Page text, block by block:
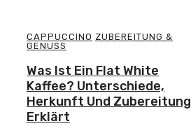
CAPPUCCINO ZUBEREITUNG &
GENUSS
Was Ist Ein Flat White
Kaffee? Unterschiede,
Herkunft Und Zubereitung
Erklärt